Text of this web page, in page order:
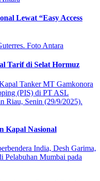
Lewat “Easy Access
Tarif di Selat Hormuz
Kapal Nasional